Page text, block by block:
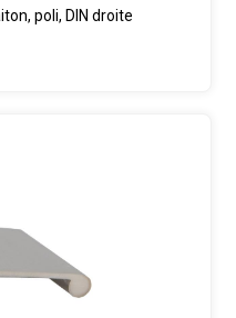
poli, DIN droite